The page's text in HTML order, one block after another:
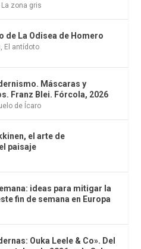
La zona gris
de La Odisea de Homero
El antídoto
Máscaras y
Franz Blei. Fórcola, 2026
de Ícaro
el arte de
paisaje
ideas para mitigar la
fin de semana en Europa
Ouka Leele & Co». Del